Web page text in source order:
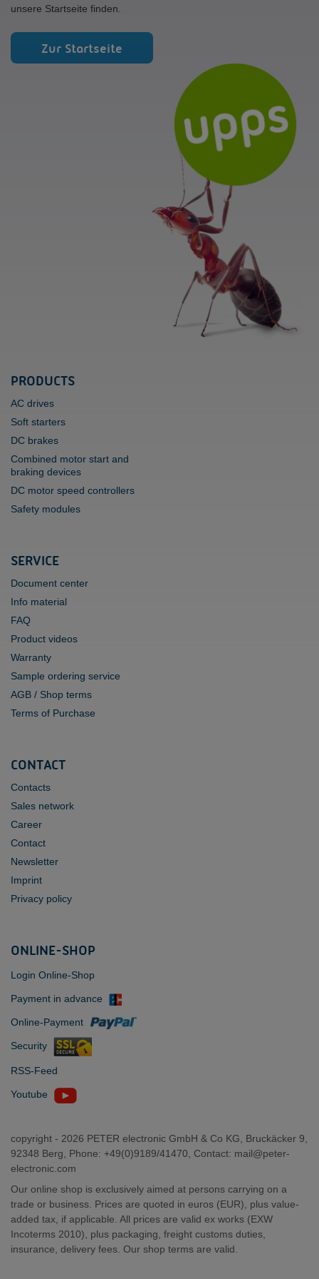
unsere Startseite finden.
Zur Startseite
PRODUCTS
AC drives
Soft starters
DC brakes
Combined motor start and
braking devices
DC motor speed controllers
Safety modules
SERVICE
Document center
Info material
FAQ
Product videos
Warranty
Sample ordering service
AGB / Shop terms
Terms of Purchase
CONTACT
Contacts
Sales network
Career
Contact
Newsletter
Imprint
Privacy policy
ONLINE-SHOP
Login Online-Shop
Payment in advance
Online-Payment
Security
RSS-Feed
Youtube
copyright - 2026 PETER electronic GmbH & Co KG, Bruckäcker 9,
92348 Berg, Phone: +49(0)9189/41470, Contact: mail@peter-
electronic.com
Our online shop is exclusively aimed at persons carrying on a
trade or business. Prices are quoted in euros (EUR), plus value-
added tax, if applicable. All prices are valid ex works (EXW
Incoterms 2010), plus packaging, freight customs duties,
insurance, delivery fees. Our shop terms are valid.